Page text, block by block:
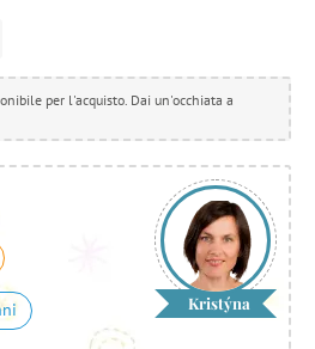
per l'acquisto. Dai un'occhiata a
Kristýna